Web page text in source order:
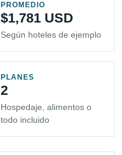
PROMEDIO
$1,781 USD
Según hoteles de ejemplo
PLANES
2
Hospedaje, alimentos o
todo incluido